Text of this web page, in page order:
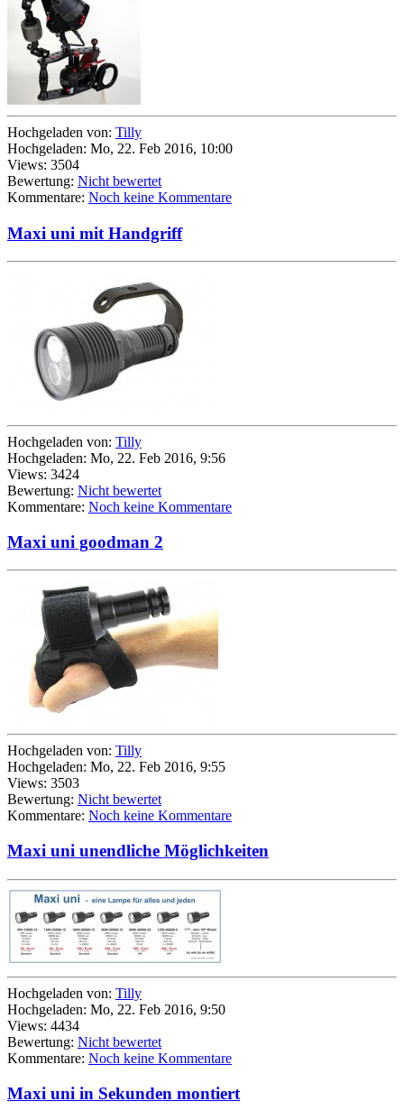
Hochgeladen von: Tilly
Hochgeladen: Mo, 22. Feb 2016, 10:00
Views: 3504
Bewertung: Nicht bewertet
Kommentare: Noch keine Kommentare
Maxi uni mit Handgriff
Hochgeladen von: Tilly
Hochgeladen: Mo, 22. Feb 2016, 9:56
Views: 3424
Bewertung: Nicht bewertet
Kommentare: Noch keine Kommentare
Maxi uni goodman 2
Hochgeladen von: Tilly
Hochgeladen: Mo, 22. Feb 2016, 9:55
Views: 3503
Bewertung: Nicht bewertet
Kommentare: Noch keine Kommentare
Maxi uni unendliche Möglichkeiten
Hochgeladen von: Tilly
Hochgeladen: Mo, 22. Feb 2016, 9:50
Views: 4434
Bewertung: Nicht bewertet
Kommentare: Noch keine Kommentare
Maxi uni in Sekunden montiert